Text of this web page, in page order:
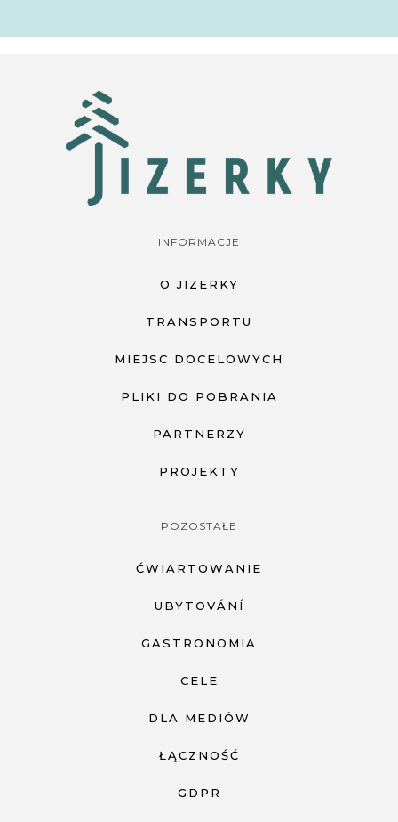
INFORMACJE
O JIZERKY
TRANSPORTU
MIEJSC DOCELOWYCH
PLIKI DO POBRANIA
PARTNERZY
PROJEKTY
POZOSTAŁE
ĆWIARTOWANIE
UBYTOVÁNÍ
GASTRONOMIA
CELE
DLA MEDIÓW
ŁĄCZNOŚĆ
GDPR